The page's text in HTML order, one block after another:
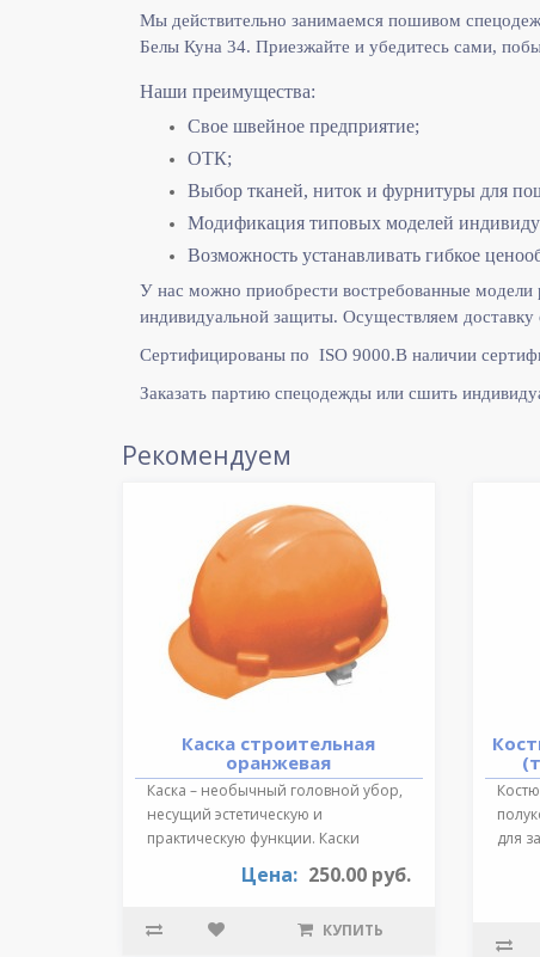
Мы действительно занимаемся пошивом
Белы Куна 34. Приезжайте и убедитесь сами,
Наши преимущества:
Свое швейное предприятие;
ОТК;
Выбор тканей, ниток и фурнитуры для
Модификация типовых моделей
Возможность устанавливать гибкое
У нас можно приобрести востребованные
индивидуальной защиты. Осуществляем
Сертифицированы по ISO 9000.В наличии
Заказать партию спецодежды или сшить
Рекомендуем
Каска строительная
оранжевая
Каска – необычный головной убор,
несущий эстетическую и
практическую функции. Каски
Цена: 250.00 руб.
КУПИТЬ
для